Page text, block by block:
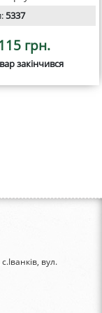
5337
грн.
закінчився
вул.